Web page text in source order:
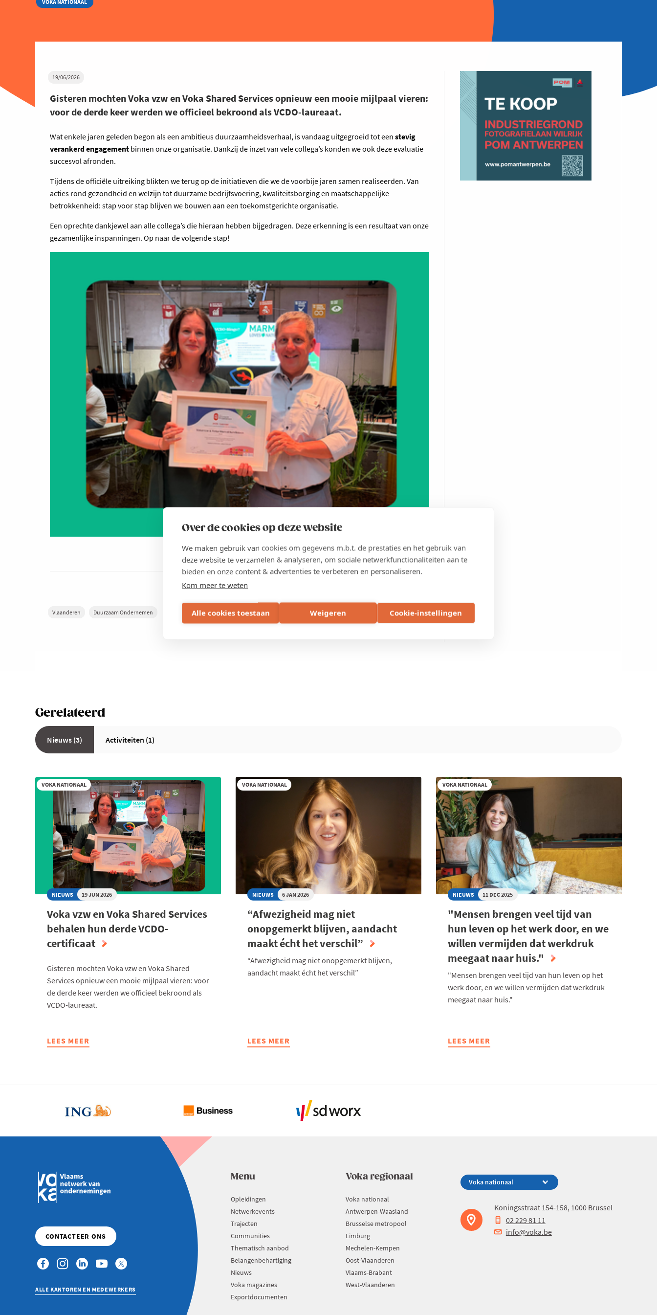
Over de cookies op deze website
We maken gebruik van cookies om gegevens m.b.t. de prestaties en het gebruik van
deze website te verzamelen & analyseren, om sociale netwerkfunctionaliteiten aan te
bieden en onze content & advertenties te verbeteren en personaliseren.
Kom meer te weten
Alle cookies toestaan Weigeren Cookie-instellingen
VOKA NATIONAAL
19/06/2026
Gisteren mochten Voka vzw en Voka Shared Services opnieuw een mooie mijlpaal vieren:
voor de derde keer werden we officieel bekroond als VCDO-laureaat.
Wat enkele jaren geleden begon als een ambitieus duurzaamheidsverhaal, is vandaag uitgegroeid tot een stevig
verankerd engagement binnen onze organisatie. Dankzij de inzet van vele collega’s konden we ook deze evaluatie
succesvol afronden.
Tijdens de officiële uitreiking blikten we terug op de initiatieven die we de voorbije jaren samen realiseerden. Van
acties rond gezondheid en welzijn tot duurzame bedrijfsvoering, kwaliteitsborging en maatschappelijke
betrokkenheid: stap voor stap blijven we bouwen aan een toekomstgerichte organisatie.
Een oprechte dankjewel aan alle collega’s die hieraan hebben bijgedragen. Deze erkenning is een resultaat van onze
gezamenlijke inspanningen. Op naar de volgende stap!
Deel
Vlaanderen Duurzaam Ondernemen
Gerelateerd
Nieuws (3) Activiteiten (1)
VOKA NATIONAAL
NIEUWS 19 JUN 2026
Voka vzw en Voka Shared Services
behalen hun derde VCDO-
certificaat
Gisteren mochten Voka vzw en Voka Shared
Services opnieuw een mooie mijlpaal vieren: voor
de derde keer werden we officieel bekroond als
VCDO-laureaat.
LEES MEER
ABOUT
SERVICES
HUN
CERTIFICAAT
VOKA NATIONAAL
NIEUWS 6 JAN 2026
“Afwezigheid mag niet
onopgemerkt blijven, aandacht
maakt écht het verschil”
“Afwezigheid mag niet onopgemerkt blijven,
aandacht maakt écht het verschil”
LEES MEER
ABOUT
VOKA NATIONAAL
NIEUWS 11 DEC 2025
"Mensen brengen veel tijd van
hun leven op het werk door, en we
willen vermijden dat werkdruk
meegaat naar huis."
"Mensen brengen veel tijd van hun leven op het
werk door, en we willen vermijden dat werkdruk
meegaat naar huis."
LEES MEER
ABOUT
VERMIJDEN
DAT
ALLE KANTOREN EN MEDEWERKERS
Menu
Opleidingen
Netwerkevents
Trajecten
Communities
Thematisch aanbod
Belangenbehartiging
Nieuws
Voka magazines
Exportdocumenten
Voka regionaal
Voka nationaal
Antwerpen-Waasland
Brusselse metropool
Limburg
Mechelen-Kempen
Oost-Vlaanderen
Vlaams-Brabant
West-Vlaanderen
Koningsstraat 154-158, 1000 Brussel
02 229 81 11
info@voka.be